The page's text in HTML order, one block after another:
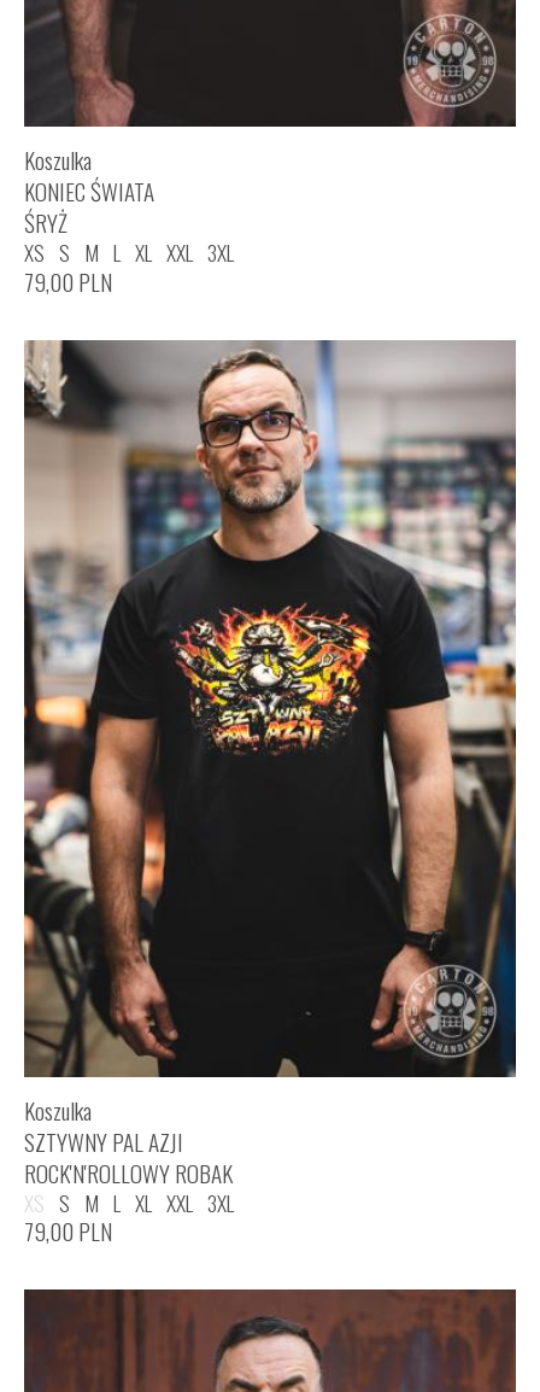
Koszulka
KONIEC ŚWIATA
ŚRYŻ
XS S M L XL XXL 3XL
79,00 PLN
Koszulka
SZTYWNY PAL AZJI
ROCK'N'ROLLOWY ROBAK
XS S M L XL XXL 3XL
79,00 PLN